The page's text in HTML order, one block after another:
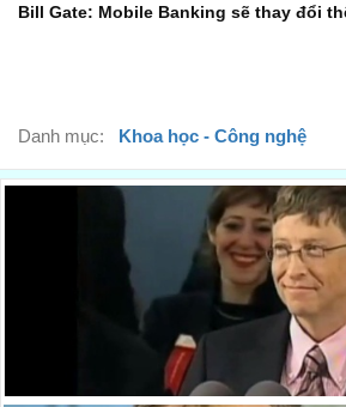
Bill Gate: Mobile Banking sẽ thay đổi
Danh mục: Khoa học - Công nghệ